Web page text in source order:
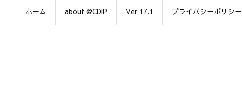
ホーム about @CDiP Ver 17.1 プライバシーポリシー